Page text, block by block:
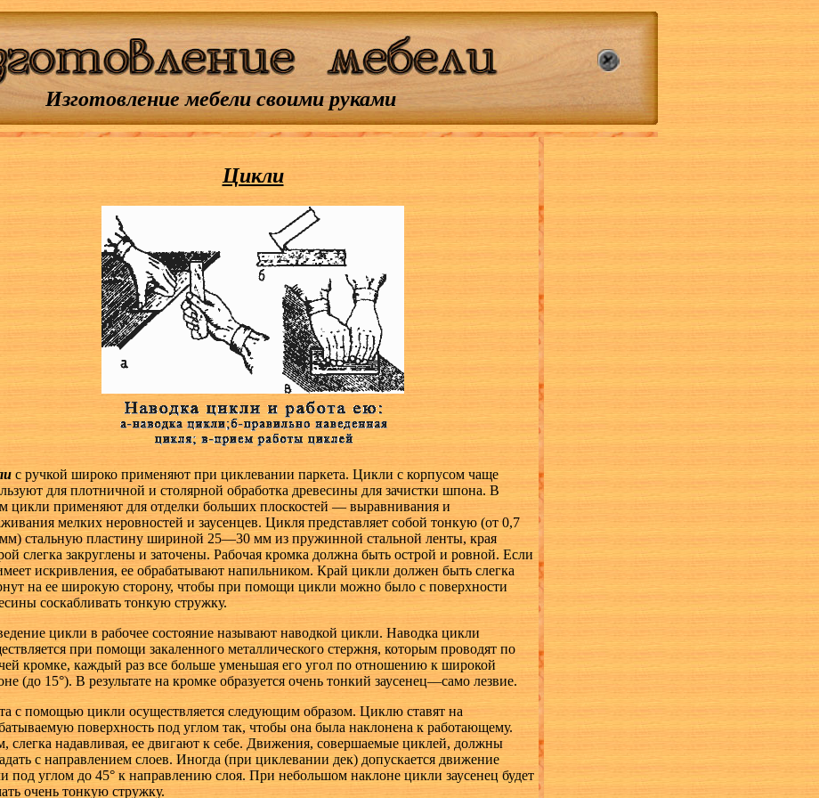
Цикли
с ручкой широко применяют при циклевании паркета. Цикли с корпусом чаще
для плотничной и столярной обработка древесины для зачистки шпона. В
цикли применяют для отделки больших плоскостей — выравнивания и
мелких неровностей и заусенцев. Цикля представляет собой тонкую (от 0,7
стальную пластину шириной 25—30 мм из пружинной стальной ленты, края
слегка закруглены и заточены. Рабочая кромка должна быть острой и ровной. Если
искривления, ее обрабатывают напильником. Край цикли должен быть слегка
на ее широкую сторону, чтобы при помощи цикли можно было с поверхности
соскабливать тонкую стружку.
цикли в рабочее состояние называют наводкой цикли. Наводка цикли
при помощи закаленного металлического стержня, которым проводят по
кромке, каждый раз все больше уменьшая его угол по отношению к широкой
(до 15°). В результате на кромке образуется очень тонкий заусенец—само лезвие.
с помощью цикли осуществляется следующим образом. Циклю ставят на
поверхность под углом так, чтобы она была наклонена к работающему.
слегка надавливая, ее двигают к себе. Движения, совершаемые циклей, должны
с направлением слоев. Иногда (при циклевании дек) допускается движение
под углом до 45° к направлению слоя. При небольшом наклоне цикли заусенец будет
очень тонкую стружку.
Изготовление мебели своими руками